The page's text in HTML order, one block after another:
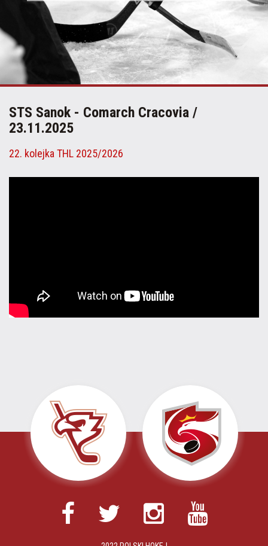
STS Sanok - Comarch Cracovia /
23.11.2025
22. kolejka THL 2025/2026